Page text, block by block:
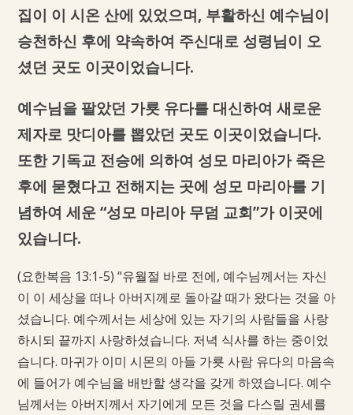
집이 이 시온 산에 있었으며, 부활하신 예수님이
승천하신 후에 약속하여 주신대로 성령님이 오
셨던 곳도 이곳이었습니다.
예수님을 팔았던 가룟 유다를 대신하여 새로운
제자로 맛디아를 뽑았던 곳도 이곳이었습니다.
또한 기독교 전승에 의하여 성모 마리아가 죽은
후에 묻혔다고 전해지는 곳에 성모 마리아를 기
념하여 세운 “성모 마리아 무덤 교회”가 이곳에
있습니다.
(요한복음 13:1-5) “유월절 바로 전에, 예수님께서는 자신
이 이 세상을 떠나 아버지께로 돌아갈 때가 왔다는 것을 아
셨습니다. 예수께서는 세상에 있는 자기의 사람들을 사랑
하시되 끝까지 사랑하셨습니다. 저녁 식사를 하는 중이었
습니다. 마귀가 이미 시몬의 아들 가룟 사람 유다의 마음속
에 들어가 예수님을 배반할 생각을 갖게 하였습니다. 예수
님께서는 아버지께서 자기에게 모든 것을 다스릴 권세를